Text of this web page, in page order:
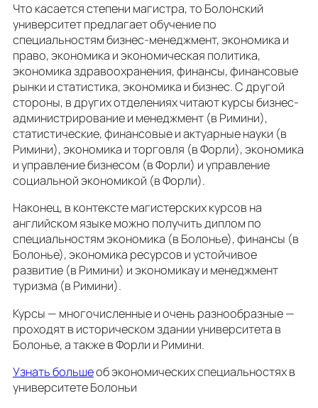
Что касается степени магистра, то Болонский
университет предлагает обучение по
специальностям бизнес-менеджмент, экономика и
право, экономика и экономическая политика,
экономика здравоохранения, финансы, финансовые
рынки и статистика, экономика и бизнес. С другой
стороны, в других отделениях читают курсы бизнес-
администрирование и менеджмент (в Римини),
статистические, финансовые и актуарные науки (в
Римини), экономика и торговля (в Форли), экономика
и управление бизнесом (в Форли) и управление
социальной экономикой (в Форли).
Наконец, в контексте магистерских курсов на
английском языке можно получить диплом по
специальностям экономика (в Болонье), финансы (в
Болонье), экономика ресурсов и устойчивое
развитие (в Римини) и экономикау и менеджмент
туризма (в Римини).
Курсы — многочисленные и очень разнообразные —
проходят в историческом здании университета в
Болонье, а также в Форли и Римини.
Узнать большеоб экономических специальностях в
университете Болоньи